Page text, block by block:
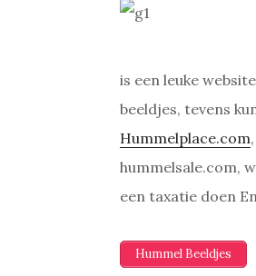
is een leuke
beeldjes, tevens
Hummelplace.com
hummelsale.com,
een taxatie doen
Hummel Beeldjes